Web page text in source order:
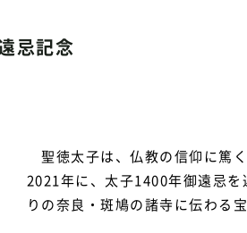
忌記念
聖徳太子は、仏教の信仰に篤
2021年に、太子1400年御遠忌
りの奈良・斑鳩の諸寺に伝わる